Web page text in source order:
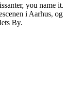
you name it.
i Aarhus, og
By.